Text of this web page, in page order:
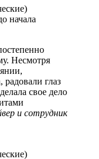
начала
Несмотря
радовали глаз
свое дело
и сотрудник